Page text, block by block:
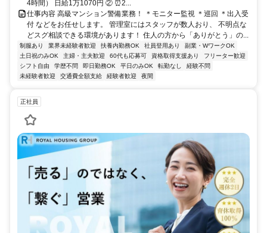
4時間） 日給1万1070円 ② ⏰2...
仕事内容 高級マンション警備業務！ ＊モニター監視 ＊巡回 ＊出入受
付 などをお任せします。 管理室にはスタッフが数人おり、 不明点な
どスグ相談できる環境があります！ 住人の方から「ありがとう」の...
制服あり 業界未経験者歓迎 扶養内勤務OK 社員登用あり
副業・WワークOK
土日祝のみOK
主婦・主夫歓迎 60代も応募可 資格取得支援あり
フリーター歓迎
シフト自由
学歴不問 即日勤務OK 平日のみOK 転勤なし
経験不問
未経験者歓迎
交通費全額支給 経験者歓迎 夜間
正社員